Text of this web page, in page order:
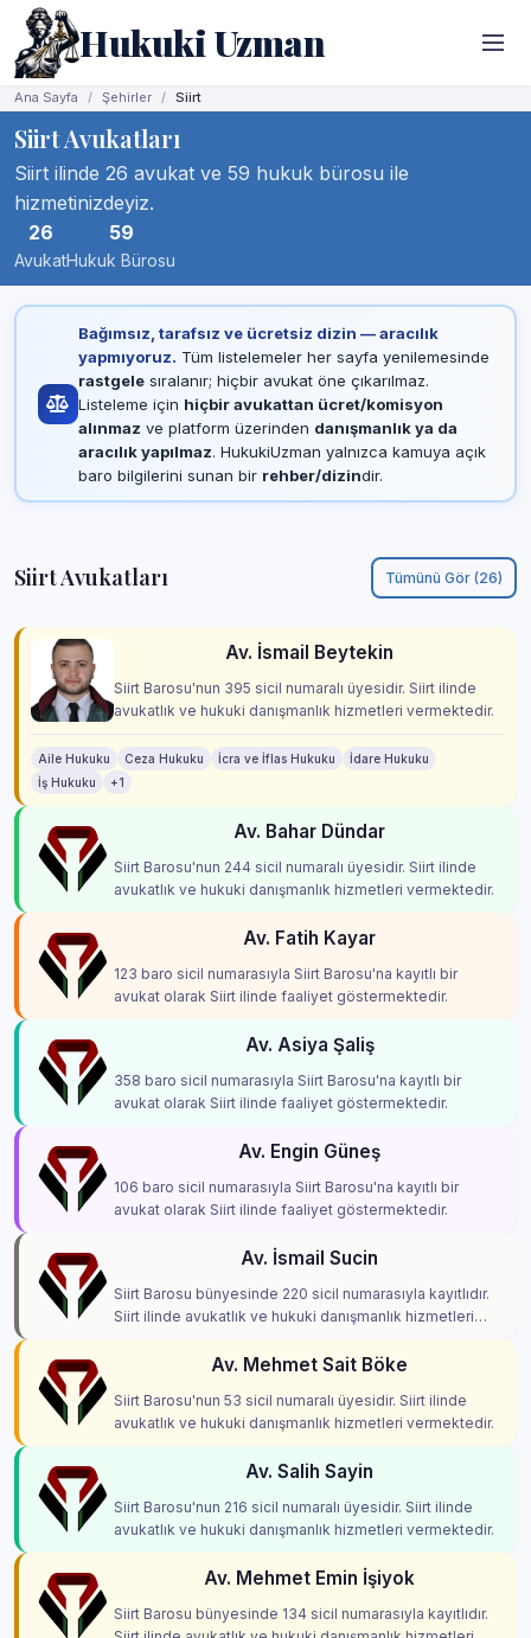
Hukuki Uzman
Ana Sayfa Şehirler Siirt
Siirt Avukatları
Siirt ilinde 26 avukat ve 59 hukuk bürosu ile
hizmetinizdeyiz.
26
Avukat
59
Hukuk Bürosu
Bağımsız, tarafsız ve ücretsiz dizin — aracılık
yapmıyoruz. Tüm listelemeler her sayfa yenilemesinde
rastgelesıralanır; hiçbir avukat öne çıkarılmaz.
Listeleme için hiçbir avukattan ücret/komisyon
alınmaz ve platform üzerinden danışmanlık ya da
aracılık yapılmaz. HukukiUzman yalnızca kamuya açık
baro bilgilerini sunan bir rehber/dizindir.
Siirt Avukatları Tümünü Gör (26)
Av. İsmail Beytekin
Siirt Barosu'nun 395 sicil numaralı üyesidir. Siirt ilinde
avukatlık ve hukuki danışmanlık hizmetleri vermektedir.
Aile Hukuku Ceza Hukuku İcra ve İflas Hukuku
İdare Hukuku
İş Hukuku
+1
Av. Bahar Dündar
Siirt Barosu'nun 244 sicil numaralı üyesidir. Siirt ilinde
avukatlık ve hukuki danışmanlık hizmetleri vermektedir.
Av. Fatih Kayar
123 baro sicil numarasıyla Siirt Barosu'na kayıtlı bir
avukat olarak Siirt ilinde faaliyet göstermektedir.
Av. Asiya Şaliş
358 baro sicil numarasıyla Siirt Barosu'na kayıtlı bir
avukat olarak Siirt ilinde faaliyet göstermektedir.
Av. Engin Güneş
106 baro sicil numarasıyla Siirt Barosu'na kayıtlı bir
avukat olarak Siirt ilinde faaliyet göstermektedir.
Av. İsmail Sucin
Siirt Barosu bünyesinde 220 sicil numarasıyla kayıtlıdır.
Siirt ilinde avukatlık ve hukuki danışmanlık hizmetleri
Av. Mehmet Sait Böke
Siirt Barosu'nun 53 sicil numaralı üyesidir. Siirt ilinde
avukatlık ve hukuki danışmanlık hizmetleri vermektedir.
Av. Salih Sayin
Siirt Barosu'nun 216 sicil numaralı üyesidir. Siirt ilinde
avukatlık ve hukuki danışmanlık hizmetleri vermektedir.
Av. Mehmet Emin İşiyok
Siirt Barosu bünyesinde 134 sicil numarasıyla kayıtlıdır.